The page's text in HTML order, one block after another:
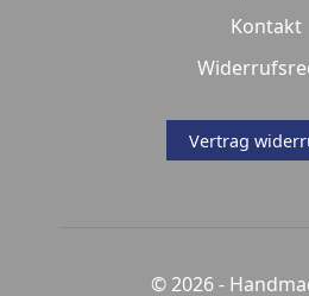
Kontakt
Vertrag
© 2026 -